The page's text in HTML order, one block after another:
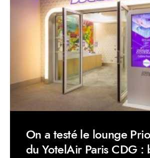
On a testé le lounge
du YotelAir Paris CDG :